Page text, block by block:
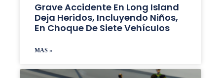
Grave Accidente En Long Island
Deja Heridos, Incluyendo Niños,
En Choque De Siete Vehículos
MAS »